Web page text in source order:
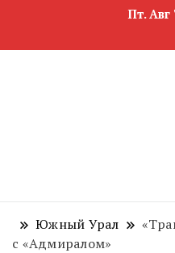
Пт. Авг
Южный Урал
с «Адмиралом»